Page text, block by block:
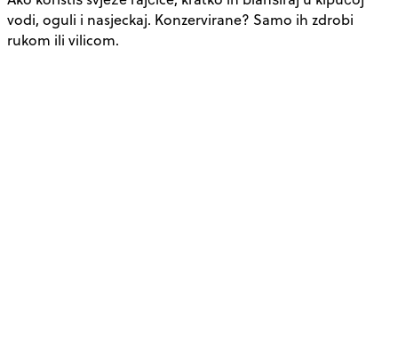
vodi, oguli i nasjeckaj. Konzervirane? Samo ih zdrobi
rukom ili vilicom.